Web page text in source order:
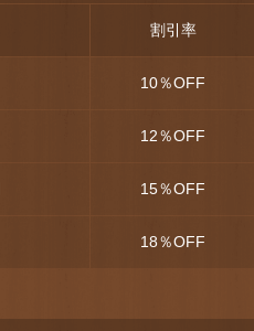
割引率
10％OFF
12％OFF
15％OFF
18％OFF